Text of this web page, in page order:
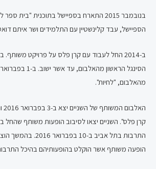
בנובמבר 2015 התארח בספיישל בתוכנית "בית
הספיישל, עבד קלינשטיין עם התלמידים ושר איתם
מהאלבום, "לחיות".
קרן פלס". השניים יצאו לסיבוב הופעות משותף שהחל
התרבות בתל אביב ב-10 בפברואר
הופעה משותף אשר הוקלט בהופעותיהם בהיכל